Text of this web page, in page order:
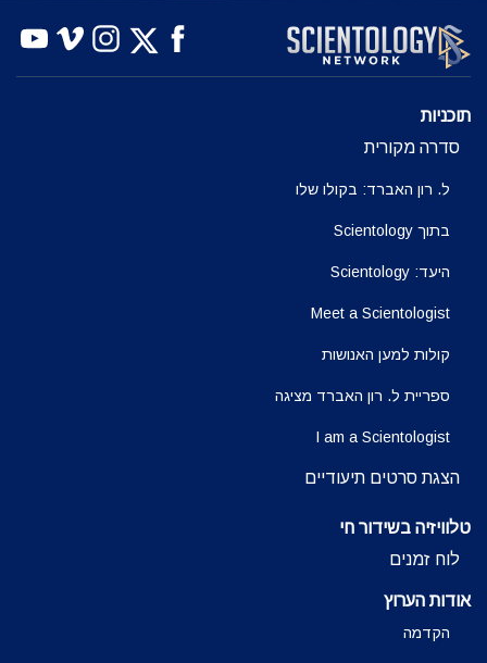
צפה בדוק את הסדרה
תוכניות
סדרה מקורית
ל. רון האברד: בקולו שלו
בתוך Scientology
היעד: Scientology
Meet a Scientologist
קולות למען האנושות
ספריית ל. רון האברד מציגה
I am a Scientologist
הצגת סרטים תיעודיים
טלוויזיה בשידור חי
לוח זמנים
אודות הערוץ
הקדמה